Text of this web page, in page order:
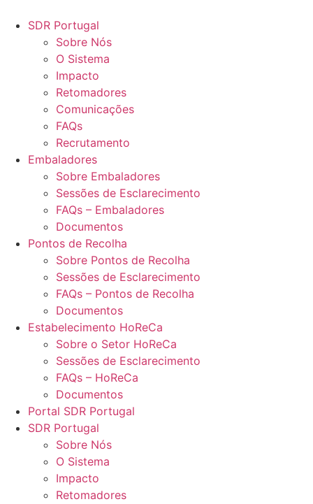
para
conteúdo
SDR Portugal
Sobre Nós
O Sistema
Impacto
Retomadores
Comunicações
FAQs
Recrutamento
Embaladores
Sobre Embaladores
Sessões de Esclarecimento
FAQs – Embaladores
Documentos
Pontos de Recolha
Sobre Pontos de Recolha
Sessões de Esclarecimento
FAQs – Pontos de Recolha
Documentos
Estabelecimento HoReCa
Sobre o Setor HoReCa
Sessões de Esclarecimento
FAQs – HoReCa
Documentos
Portal SDR Portugal
SDR Portugal
Sobre Nós
O Sistema
Impacto
Retomadores